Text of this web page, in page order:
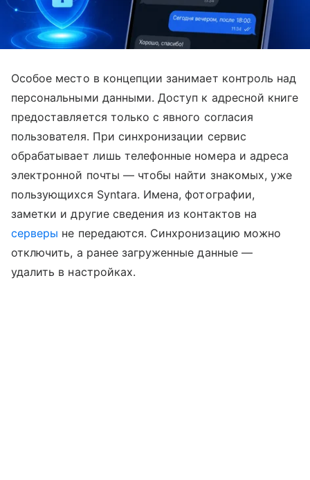
Особое место в концепции занимает контроль над
персональными данными. Доступ к адресной книге
предоставляется только с явного согласия
пользователя. При синхронизации сервис
обрабатывает лишь телефонные номера и адреса
электронной почты — чтобы найти знакомых, уже
пользующихся Syntara. Имена, фотографии,
заметки и другие сведения из контактов на
серверы не передаются. Синхронизацию можно
отключить, а ранее загруженные данные —
удалить в настройках.